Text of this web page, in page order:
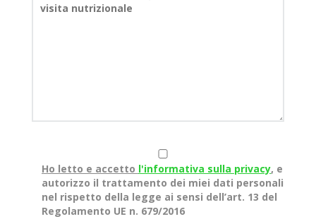
Ho letto e accetto l'informativa sulla privacy, e
autorizzo il trattamento dei miei dati personali
nel rispetto della legge ai sensi dell’art. 13 del
Regolamento UE n. 679/2016